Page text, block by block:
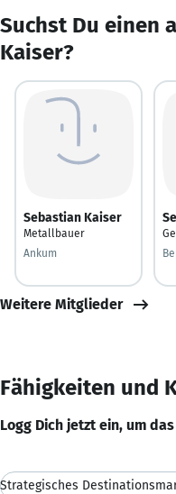
Suchst Du einen
Kaiser?
Sebastian Kaiser
Metallbauer
Ankum
Weitere Mitglieder
Fähigkeiten und
Logg Dich jetzt ein, um
Strategisches